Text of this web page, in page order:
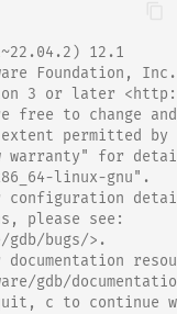
12.1
Foundation, Inc.
3 or later
free to change
extent permitted
warranty" for
linux-gnu".
configuration
please see:
gdb/bugs/>.
documentation
gdb/
c to continue